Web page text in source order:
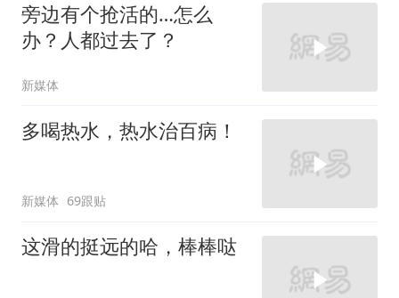
旁边有个抢活的…怎么
办？人都过去了？
新媒体
多喝热水，热水治百病！
新媒体 69跟贴
这滑的挺远的哈，棒棒哒